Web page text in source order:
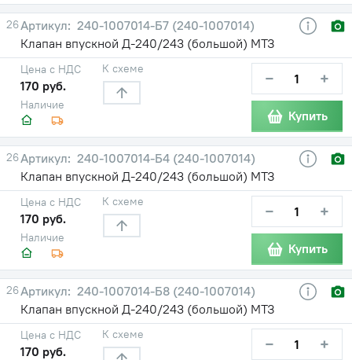
26
240-1007014-Б7 (240-1007014)
Клапан впускной Д-240/243 (большой) МТЗ
Наличие
Цена с НДС
170 руб.
К схеме − +
Купить
26
240-1007014-Б4 (240-1007014)
Клапан впускной Д-240/243 (большой) МТЗ
Наличие
Цена с НДС
170 руб.
К схеме − +
Купить
26
240-1007014-Б8 (240-1007014)
Клапан впускной Д-240/243 (большой) МТЗ
Цена с НДС
170 руб.
К схеме − +